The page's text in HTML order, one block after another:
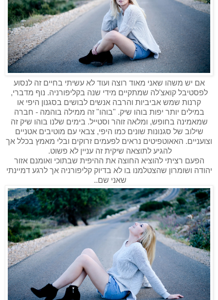
אם יש משהו שאני מאוד רוצה ועוד לא עשיתי בחיים זה לנסוע
לפסטיבל קואצ'לה שמתקיים מידי שנה בקליפורניה. נוף מדברי,
קרנות שמש אביביות והרבה אנשים לבושים בסגנון היפי או
במילים יותר יפות בוהו שיק. "בוהו" זה ממילה בוהמה - חברה
שמאמינה בחופש, ומלאה זוהר וסטייל. בימים שלנו בוהו שיק זה
שילוב של סגנונות שונים כמו היפי, צבאי עם מוטיבים אטניים
וצועניים. האאוטפיטים נראים לפעמים זרוקים ובלי מאמץ בכלל אך
להגיע לתוצאה שיקית זה עניין לא פשוט.
הפעם רציתי להוציא החוצה את ההיפית שבתוכי ואומנם אזור
יהודה ושומרון שהצטלמנו בו לא בדיוק קליפורניה אך לרגע דמיינתי
שאני שם..